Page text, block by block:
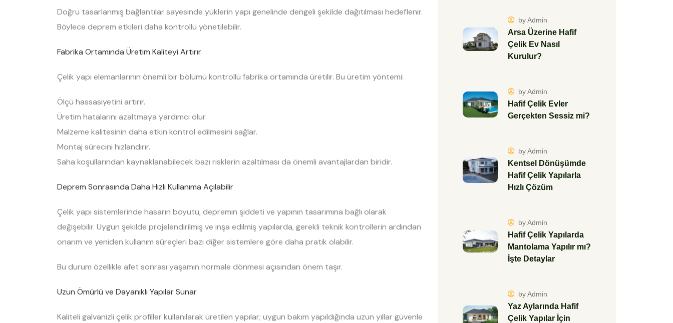
Doğru tasarlanmış bağlantılar sayesinde yüklerin yapı genelinde dengeli şekilde dağıtılması hedeflenir.
Böylece deprem etkileri daha kontrollü yönetilebilir.
Fabrika Ortamında Üretim Kaliteyi Artırır
Çelik yapı elemanlarının önemli bir bölümü kontrollü fabrika ortamında üretilir. Bu üretim yöntemi:
Ölçü hassasiyetini artırır.
Üretim hatalarını azaltmaya yardımcı olur.
Malzeme kalitesinin daha etkin kontrol edilmesini sağlar.
Montaj sürecini hızlandırır.
Saha koşullarından kaynaklanabilecek bazı risklerin azaltılması da önemli avantajlardan biridir.
Deprem Sonrasında Daha Hızlı Kullanıma Açılabilir
Çelik yapı sistemlerinde hasarın boyutu, depremin şiddeti ve yapının tasarımına bağlı olarak
değişebilir. Uygun şekilde projelendirilmiş ve inşa edilmiş yapılarda, gerekli teknik kontrollerin ardından
onarım ve yeniden kullanım süreçleri bazı diğer sistemlere göre daha pratik olabilir.
Bu durum özellikle afet sonrası yaşamın normale dönmesi açısından önem taşır.
Uzun Ömürlü ve Dayanıklı Yapılar Sunar
Kaliteli galvanizli çelik profiller kullanılarak üretilen yapılar; uygun bakım yapıldığında uzun yıllar güvenle
by Admin
Arsa Üzerine Hafif
Çelik Ev Nasıl
Kurulur?
by Admin
Hafif Çelik Evler
Gerçekten Sessiz mi?
by Admin
Kentsel Dönüşümde
Hafif Çelik Yapılarla
Hızlı Çözüm
by Admin
Hafif Çelik Yapılarda
Mantolama Yapılır mı?
İşte Detaylar
by Admin
Yaz Aylarında Hafif
Çelik Yapılar İçin